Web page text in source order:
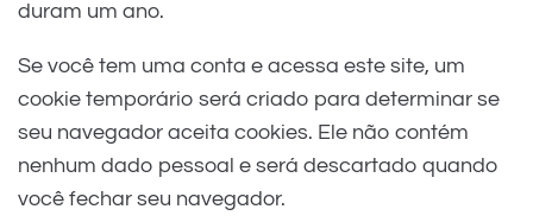
duram um ano.
Se você tem uma conta e acessa este site, um
cookie temporário será criado para determinar se
seu navegador aceita cookies. Ele não contém
nenhum dado pessoal e será descartado quando
você fechar seu navegador.